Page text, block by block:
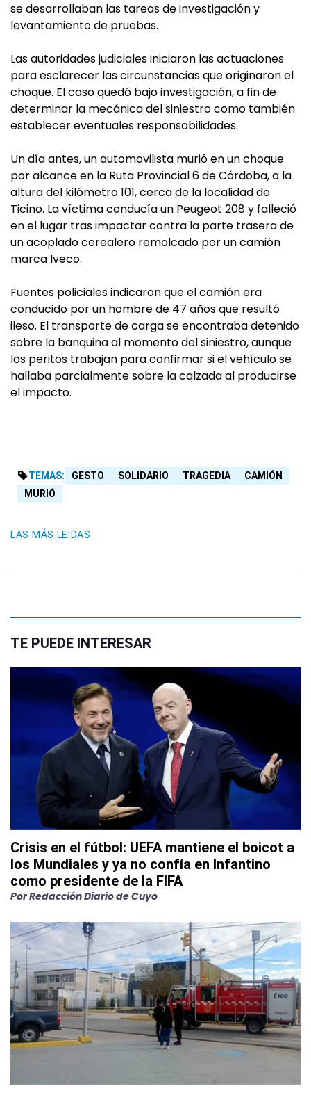
se desarrollaban las tareas de investigación y
levantamiento de pruebas.
Las autoridades judiciales iniciaron las actuaciones
para esclarecer las circunstancias que originaron el
choque. El caso quedó bajo investigación, a fin de
determinar la mecánica del siniestro como también
establecer eventuales responsabilidades.
Un día antes, un automovilista murió en un choque
por alcance en la Ruta Provincial 6 de Córdoba, a la
altura del kilómetro 101, cerca de la localidad de
Ticino. La víctima conducía un Peugeot 208 y falleció
en el lugar tras impactar contra la parte trasera de
un acoplado cerealero remolcado por un camión
marca Iveco.
Fuentes policiales indicaron que el camión era
conducido por un hombre de 47 años que resultó
ileso. El transporte de carga se encontraba detenido
sobre la banquina al momento del siniestro, aunque
los peritos trabajan para confirmar si el vehículo se
hallaba parcialmente sobre la calzada al producirse
el impacto.
TEMAS: GESTO SOLIDARIO TRAGEDIA
CAMIÓN
MURIÓ
LAS MÁS LEIDAS
TE PUEDE INTERESAR
Crisis en el fútbol: UEFA mantiene el boicot a
los Mundiales y ya no confía en Infantino
como presidente de la FIFA
PorRedacción Diario de Cuyo